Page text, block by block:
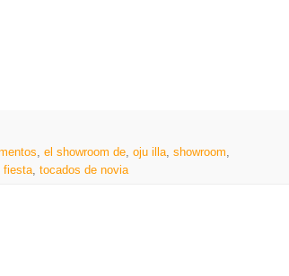
, el showroom de, oju illa, showroom,
fiesta, tocados de novia